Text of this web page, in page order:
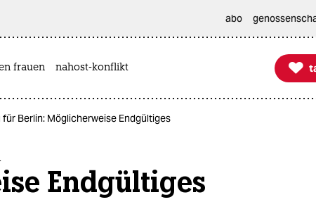
abo
frauen nahost-konflikt 
taz
Berlin: Möglicherweise Endgültiges
Endgültiges